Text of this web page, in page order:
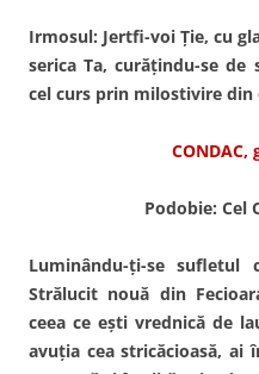
Irmosul: Jertfi-voi Ţie, cu
serica Ta, curăţindu-se de
cel curs prin milostivire din
CONDAC,
Podobie: Cel
Luminându-ţi-se sufletul
Strălu­cit nouă din
ceea ce eşti vrednică de
avuţia cea stricăcioasă, ai